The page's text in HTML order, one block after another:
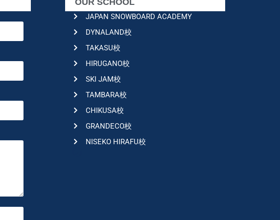
JAPAN SNOWBOARD ACADEMY
DYNALAND校
TAKASU校
HIRUGANO校
SKI JAM校
TAMBARA校
CHIKUSA校
GRANDECO校
NISEKO HIRAFU校